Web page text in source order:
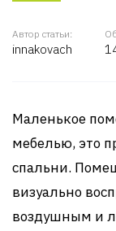
Автор статьи:
innakovach
Маленькое
мебелью, это
спальни.
визуально
воздушным и